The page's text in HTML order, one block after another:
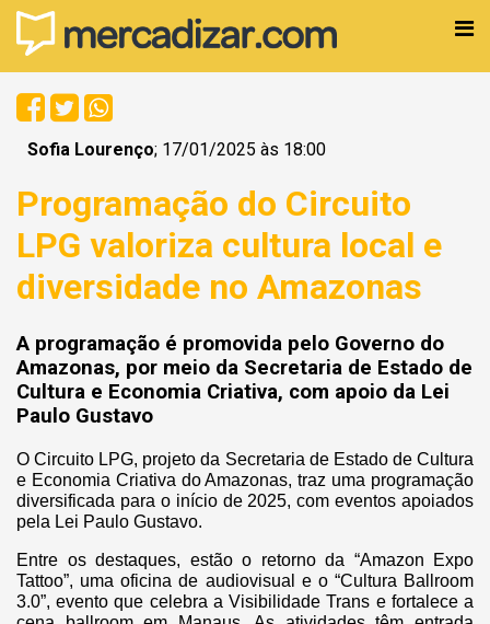
Sofia Lourenço; 17/01/2025 às 18:00
Programação do Circuito
LPG valoriza cultura local e
diversidade no Amazonas
A programação é promovida pelo Governo do
Amazonas, por meio da Secretaria de Estado de
Cultura e Economia Criativa, com apoio da Lei
Paulo Gustavo
O Circuito LPG, projeto da Secretaria de Estado de Cultura
e Economia Criativa do Amazonas, traz uma programação
diversificada para o início de 2025, com eventos apoiados
pela Lei Paulo Gustavo.
Entre os destaques, estão o retorno da “Amazon Expo
Tattoo”, uma oficina de audiovisual e o “Cultura Ballroom
3.0”, evento que celebra a Visibilidade Trans e fortalece a